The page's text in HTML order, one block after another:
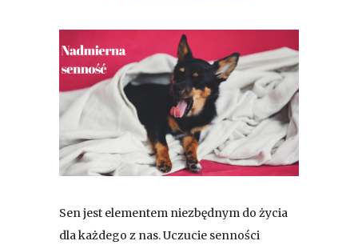
Sen jest elementem niezbędnym do życia
dla każdego z nas. Uczucie senności